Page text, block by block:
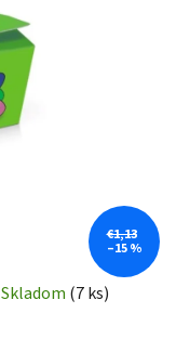
Skladom (7 ks)
€1,13
–15 %